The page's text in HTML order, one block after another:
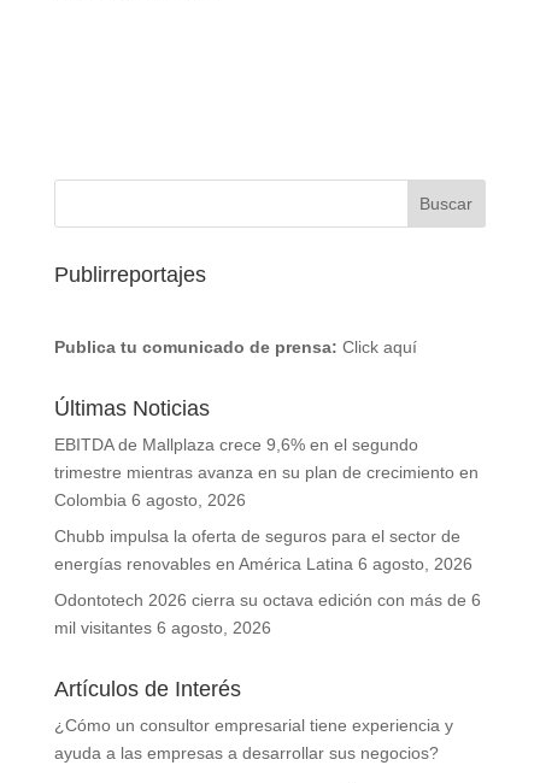
Publirreportajes
Publica tu comunicado de prensa: Click aquí
Últimas Noticias
EBITDA de Mallplaza crece 9,6% en el segundo
trimestre mientras avanza en su plan de crecimiento en
Colombia 6 agosto, 2026
Chubb impulsa la oferta de seguros para el sector de
energías renovables en América Latina 6 agosto, 2026
Odontotech 2026 cierra su octava edición con más de 6
mil visitantes 6 agosto, 2026
Artículos de Interés
¿Cómo un consultor empresarial tiene experiencia y
ayuda a las empresas a desarrollar sus negocios?